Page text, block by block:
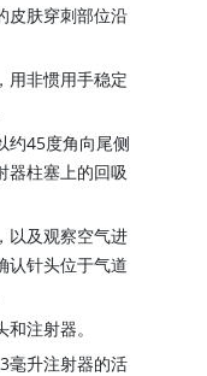
皮肤穿刺部位沿
用非惯用手稳定
约45度角向尾侧
器柱塞上的回吸
以及观察空气进
认针头位于气道
注射器。
毫升注射器的活